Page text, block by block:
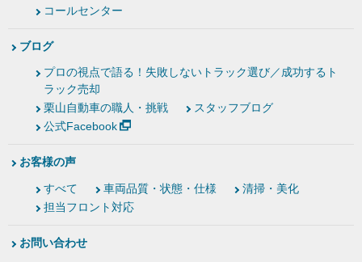
コールセンター
ブログ
プロの視点で語る！失敗しないトラック選び／成功するト
ラック売却
栗山自動車の職人・挑戦
スタッフブログ
公式Facebook
お客様の声
すべて 車両品質・状態・仕様
清掃・美化
担当フロント対応
お問い合わせ